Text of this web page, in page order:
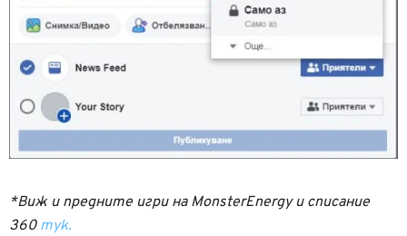
*Виж и предните игри на MonsterEnergy и списание
360 тук.